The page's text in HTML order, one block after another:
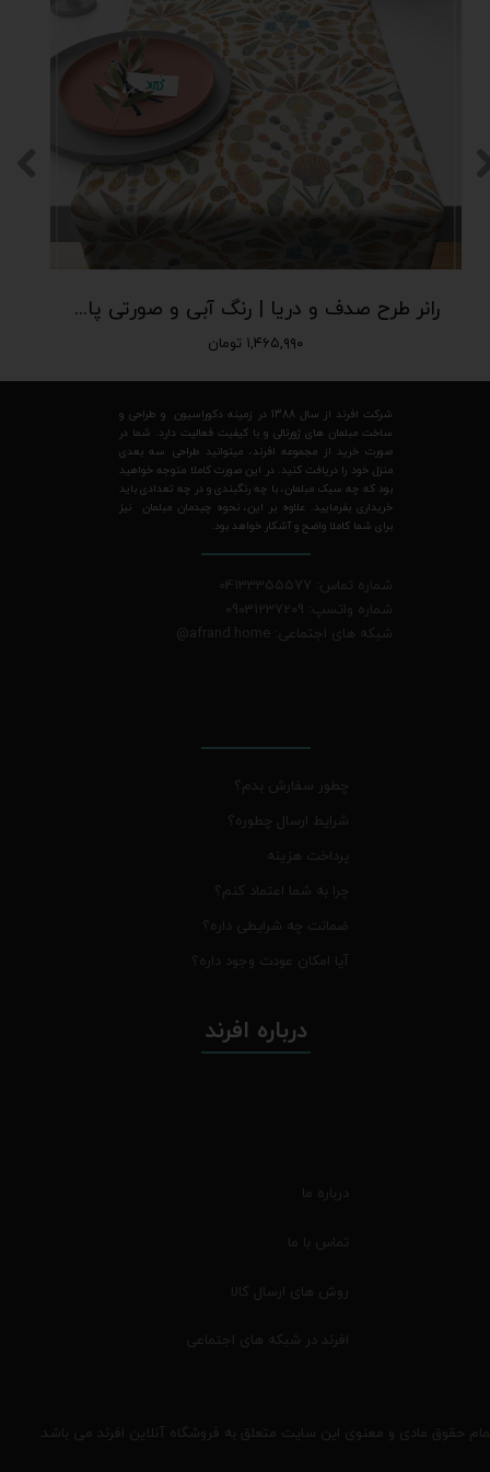
رانر طرح صدف و دریا | رنگ‌ آبی و صورتی پاستلی| افرندهوم R-826-1
۱,۴۶۵,۹۹۰ تومان
شرکت افرند از سال 1388 در زمینه دکوراسیون و طراحی و
ساخت مبلمان های ژورنالی و با کیفیت فعالیت دارد. شما در
صورت خرید از مجموعه افرند، میتوانید طراحی سه بعدی
منزل خود را دریافت کنید. در این صورت کاملا متوجه خواهید
بود که چه سبک مبلمان، با چه رنگبندی و در چه تعدادی باید
خریداری بفرمایید. علاوه بر این، نحوه چیدمان مبلمان نیز
برای شما کاملا واضح و آشکار خواهد بود.
شماره تماس: 04133355577
شماره واتسپ: 09031237209
شبکه های اجتماعی: afrand.home
@
چطور سفارش بدم؟
شرایط ارسال چطوره؟
پرداخت هزینه
چرا به شما اعتماد کنم؟
ضمانت چه شرایطی داره؟
آیا امکان عودت وجود داره؟
حقوق مادی و معنوی این سایت متعلق به فروشگاه آنلاین افرند می باشد.
درباره افرند
درباره ما
تماس با ما
روش های ارسال کالا
افرند در شبکه های اجتماعی